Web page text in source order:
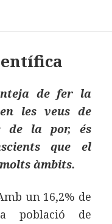
de fer la
les veus de
de la por, és
que el
àmbits.
un 16,2% de
població de